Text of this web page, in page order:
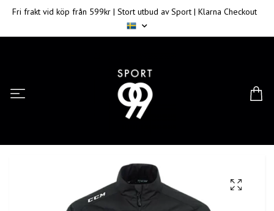
Fri frakt vid köp från 599kr | Stort utbud av Sport | Klarna Checkout